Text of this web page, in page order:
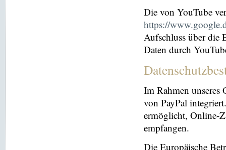
Die von YouTube
https://
Aufschluss über die
Daten durch
Im Rahmen unseres
von PayPal
ermöglicht, Online-
empfangen.
Die Europäische